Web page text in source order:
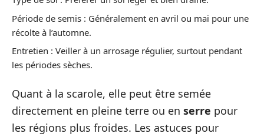
Période de semis : Généralement en avril ou mai pour une
récolte à l’automne.
Entretien : Veiller à un arrosage régulier, surtout pendant
les périodes sèches.
Quant à la scarole, elle peut être semée
directement en pleine terre ou en serre pour
les régions plus froides. Les astuces pour